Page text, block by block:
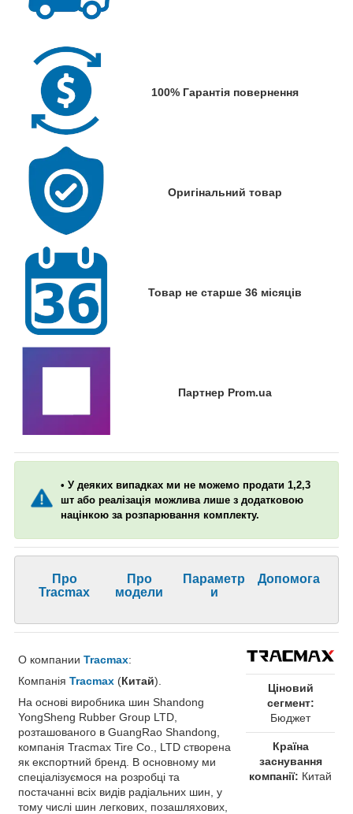
100% Гарантія повернення
Оригінальний товар
Товар не старше 36 місяців
Партнер Prom.ua
• У деяких випадках ми не можемо продати 1,2,3
шт або реалізація можлива лише з додатковою
націнкою за розпарювання комплекту.
Про
Tracmax
Про
модели
Параметр
и
Допомога
О компании Tracmax:
Компанія Tracmax (Китай).
На основі виробника шин Shandong
YongSheng Rubber Group LTD,
розташованого в GuangRao Shandong,
компанія Tracmax Tire Co., LTD створена
як експортний бренд. В основному ми
спеціалізуємося на розробці та
постачанні всіх видів радіальних шин, у
тому числі шин легкових, позашляхових,
Ціновий
сегмент:
Бюджет
Країна
заснування
компанії: Китай